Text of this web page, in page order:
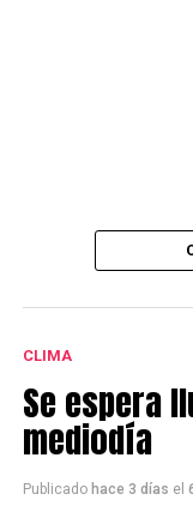
CLIMA
Se espera
mediodía
Publicado hace 3 días el